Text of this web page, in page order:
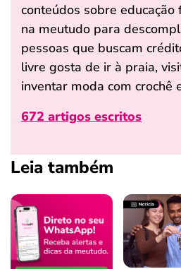
conteúdos sobre educação
na meutudo para
pessoas que buscam
livre gosta de ir à praia,
inventar moda com crochê
672 artigos escritos
Leia também